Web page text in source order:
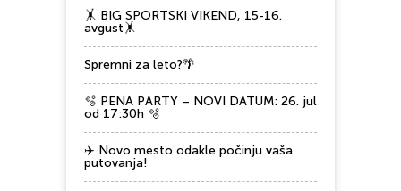
🤸 BIG SPORTSKI VIKEND, 15-16.
avgust🤸
Spremni za leto?🌴
🫧 PENA PARTY – NOVI DATUM: 26. jul
od 17:30h 🫧
✈️ Novo mesto odakle počinju vaša
putovanja!